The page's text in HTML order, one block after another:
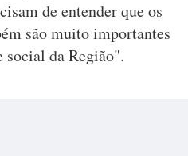
de entender que os
são muito importantes
social da Região".